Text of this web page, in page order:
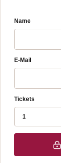
Name
E-Mail
Tickets